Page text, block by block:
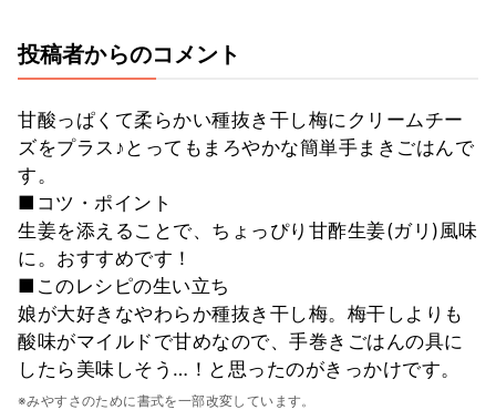
投稿者からのコメント
甘酸っぱくて柔らかい種抜き干し梅にクリームチー
ズをプラス♪とってもまろやかな簡単手まきごはんで
す。
■コツ・ポイント
生姜を添えることで、ちょっぴり甘酢生姜(ガリ)風味
に。おすすめです！
■このレシピの生い立ち
娘が大好きなやわらか種抜き干し梅。梅干しよりも
酸味がマイルドで甘めなので、手巻きごはんの具に
したら美味しそう…！と思ったのがきっかけです。
※みやすさのために書式を一部改変しています。